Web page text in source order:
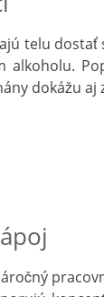
telu
alkoholu.
dokážu aj